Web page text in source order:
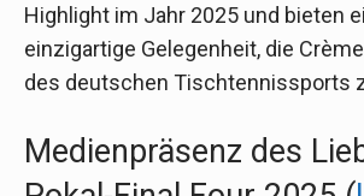
Highlight im Jahr 2025 und bieten
einzigartige Gelegenheit, die
des deutschen Tischtennissports
Medienpräsenz des